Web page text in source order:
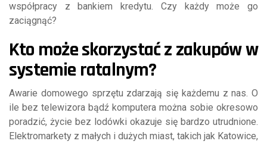
współpracy z bankiem kredytu. Czy każdy może go
zaciągnąć?
Kto może skorzystać z zakupów w
systemie ratalnym?
Awarie domowego sprzętu zdarzają się każdemu z nas. O
ile bez telewizora bądź komputera można sobie okresowo
poradzić, życie bez lodówki okazuje się bardzo utrudnione.
Elektromarkety z małych i dużych miast, takich jak Katowice,